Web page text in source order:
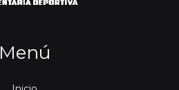
Menú